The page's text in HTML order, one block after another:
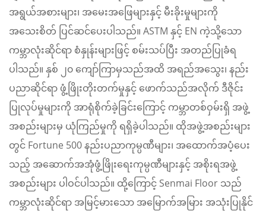
အရွယ်အစားများ၊ အမေးအဖြေများနှင့် မီးခိုးမှုများကို
အသေးစိတ် ပြင်ဆင်ပေးပါသည်။ ASTM နှင့် EN ကဲ့သို့သော
ကမ္ဘာလုံးဆိုင်ရာ စံနှုန်းများဖြင့် စမ်းသပ်ပြီး အတည်ပြုခံရ
ပါသည်။ နှစ် ၂၀ ကျော်ကြာမှသည်အထိ အရည်အသွေး၊ နည်း
ပညာဆိုင်ရာ ဖွံ့ဖြိုးတိုးတက်မှုနှင့် ဖောက်သည်အလိုက် ဒီဇိုင်း
ပြုလုပ်မှုများကို အာရုံစိုက်ခဲ့ခြင်းကြောင့် ကမ္ဘာတစ်ဝှမ်းရှိ အဖွဲ့
အစည်းများမှ ယုံကြည်မှုကို ရရှိခဲ့ပါသည်။ ထိုအဖွဲ့အစည်းများ
တွင် Fortune 500 နည်းပညာကုမ္ပဏီများ၊ အထောက်အပံ့ပေး
သည့် အဆောက်အအုံဖွံ့ဖြိုးရေးကုမ္ပဏီများနှင့် အစိုးရအဖွဲ့
အစည်းများ ပါဝင်ပါသည်။ ထို့ကြောင့် Senmai Floor သည်
ကမ္ဘာလုံးဆိုင်ရာ အမြင့်မားသော အမြောက်အမြား အသုံးပြုနိုင်